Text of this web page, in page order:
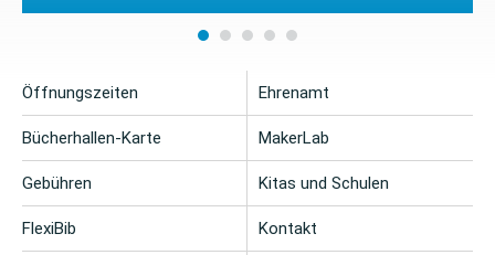
Öffnungszeiten
Bücherhallen-Karte
Gebühren
FlexiBib
Ehrenamt
MakerLab
Kitas und Schulen
Kontakt